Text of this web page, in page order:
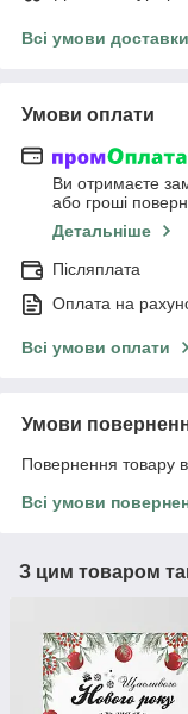
Всі умови доставки
Умови оплати
Ви отримаєте
або гроші
Детальніше
Післяплата
Оплата на
Всі умови оплати
Умови
Повернення товару
Всі умови
З цим товаром